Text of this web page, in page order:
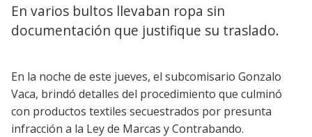
En varios bultos llevaban ropa sin
documentación que justifique su traslado.
En la noche de este jueves, el subcomisario Gonzalo
Vaca, brindó detalles del procedimiento que culminó
con productos textiles secuestrados por presunta
infracción a la Ley de Marcas y Contrabando.